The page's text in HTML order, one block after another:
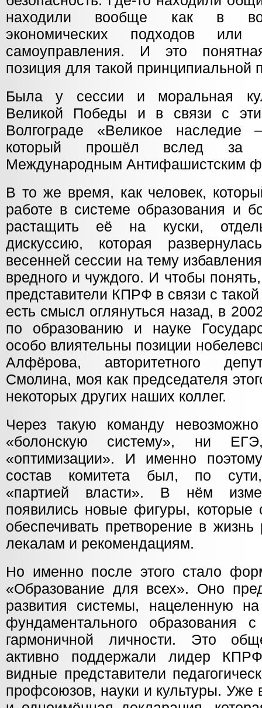
находили вообще как в
экономических подходов или
самоуправления. И это
позиция для такой принципиальной
Была у сессии и моральная
Великой Победы и в связи с
Волгограде «Великое
который прошёл вслед за
Международным Антифашистским
В то же время, как человек,
работе в системе образования и
растащить её на куски,
дискуссию, которая
весенней сессии на тему
вредного и чуждого. И чтобы
представители КПРФ в связи с
есть смысл оглянуться назад, в
по образованию и науке
особо влиятельны позиции
Алфёрова, авторитетного
Смолина, моя как председателя
некоторых других наших коллег.
Через такую команду
«болонскую систему», ни
«оптимизации». И именно
состав комитета был, по сути,
«партией власти». В нём
появились новые фигуры, которые
обеспечивать претворение в
лекалам и рекомендациям.
Но именно после этого стало
«Образование для всех». Оно
развития системы, нацеленную
фундаментального образования
гармоничной личности. Это
активно поддержали лидер
видные представители
профсоюзов, науки и культуры. Уже